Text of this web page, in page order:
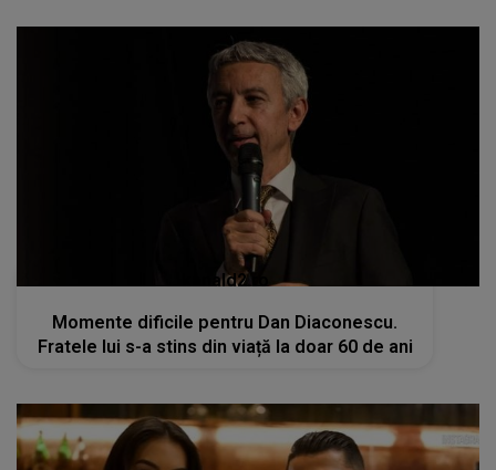
kanald2.ro
Momente dificile pentru Dan Diaconescu.
Fratele lui s-a stins din viață la doar 60 de ani